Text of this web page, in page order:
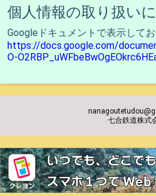
個人情報の取り扱い
Googleドキュメントで表示してお
https://docs.google.com/
O-
七合鉄道株式